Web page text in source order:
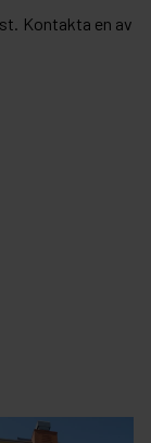
Kontakta en av